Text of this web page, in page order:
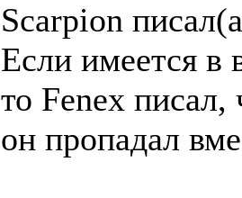
Scarpion
Если имеется в
то Fenex писал,
он пропадал